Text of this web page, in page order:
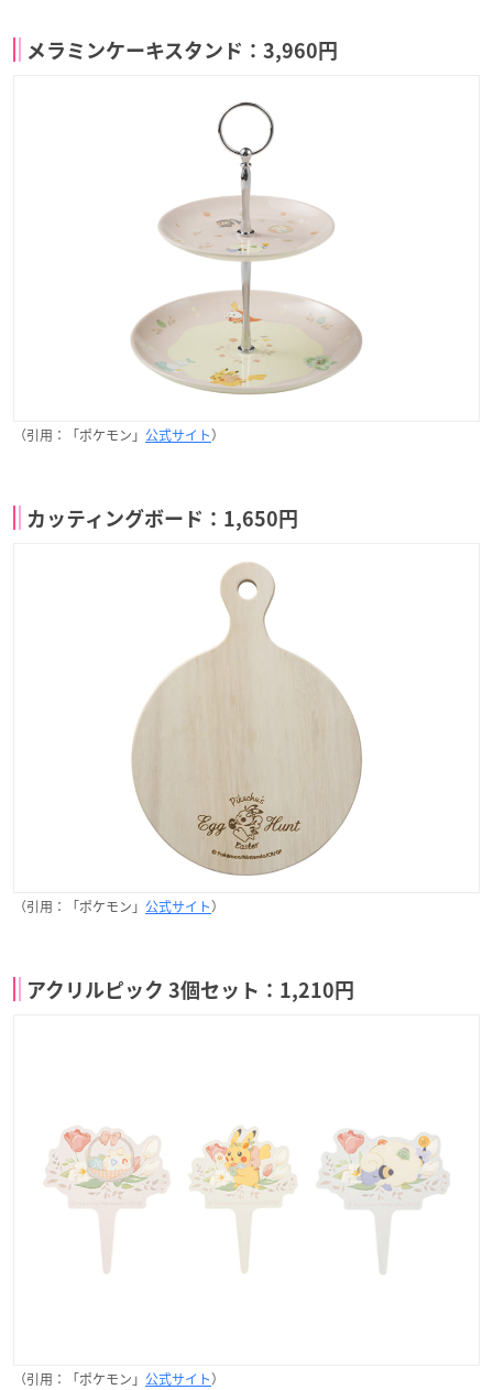
メラミンケーキスタンド：3,960円
（引用：「ポケモン」 公式サイト）
カッティングボード：1,650円
（引用：「ポケモン」 公式サイト）
アクリルピック 3個セット：1,210円
（引用：「ポケモン」 公式サイト）